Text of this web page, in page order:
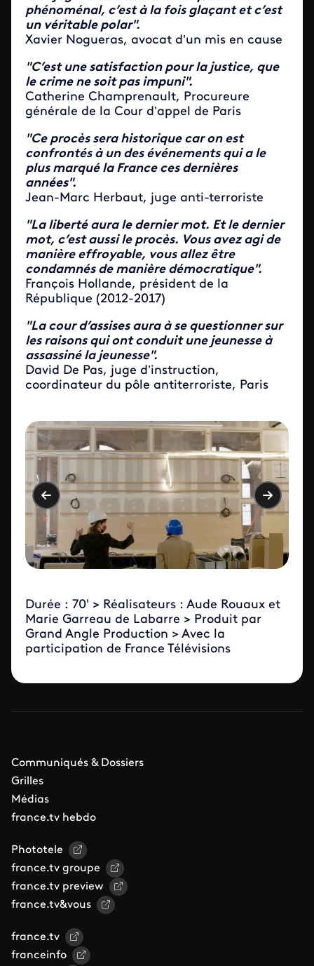
phénoménal, c’est à la fois glaçant et c’est
un véritable polar".
Xavier Nogueras, avocat d’un mis en cause
"C’est une satisfaction pour la justice, que
le crime ne soit pas impuni".
Catherine Champrenault, Procureure
générale de la Cour d’appel de Paris
"Ce procès sera historique car on est
confrontés à un des événements qui a le
plus marqué la France ces dernières
années".
Jean-Marc Herbaut, juge anti-terroriste
"La liberté aura le dernier mot. Et le dernier
mot, c’est aussi le procès. Vous avez agi de
manière effroyable, vous allez être
condamnés de manière démocratique".
François Hollande, président de la
République (2012-2017)
"La cour d’assises aura à se questionner sur
les raisons qui ont conduit une jeunesse à
assassiné la jeunesse".
David De Pas, juge d’instruction,
coordinateur du pôle antiterroriste, Paris
Durée : 70' > Réalisateurs : Aude Rouaux et
Marie Garreau de Labarre > Produit par
Grand Angle Production > Avec la
participation de France Télévisions
Communiqués & Dossiers
Grilles
Médias
france.tv hebdo
Phototele
france.tv groupe
france.tv preview
france.tv&vous
france.tv
franceinfo